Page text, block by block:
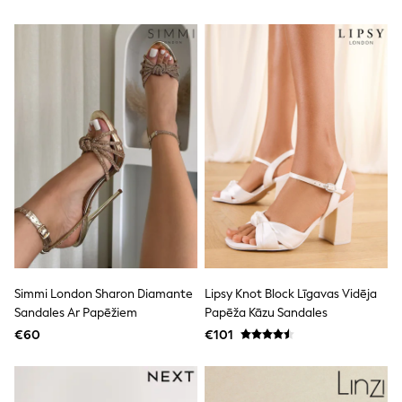
Toy Story
98 - 110cm
116 - 134cm
140 - 174cm
All Clothing
T-Shirts
Dresses
Shorts & Skirts
Coats & Jackets
Sweatshirts & Hoodies
Knitwear
Sets & Outfits
Tops
Nightwear & Pyjamas
Trousers & Leggings
Shirts & Blouses
Jumpsuits & Playsuits
Simmi London Sharon Diamante
Sandales Ar Papēžiem
€60
Lipsy Knot Block Līgavas Vidēja
Papēža Kāzu Sandales
€101